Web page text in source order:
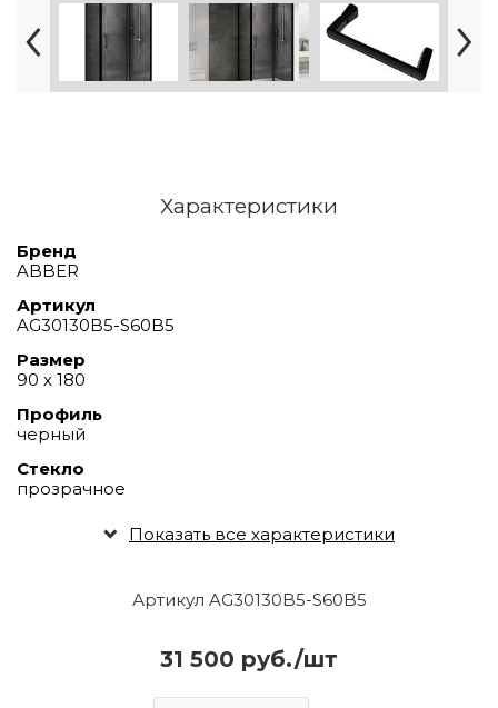
Артикул AG30130B5-S60B5
31 500 руб./шт
Характеристики
Бренд
ABBER
Артикул
AG30130B5-S60B5
Размер
90 х 180
Профиль
черный
Стекло
прозрачное
Показать все характеристики